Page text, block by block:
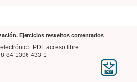
Ejercicios resueltos comentados
PDF acceso libre
84-1396-433-1